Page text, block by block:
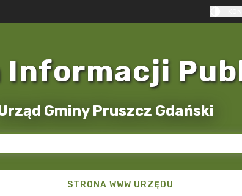
Informacji
Gminy Pruszcz Gdański
STRONA WWW URZĘDU